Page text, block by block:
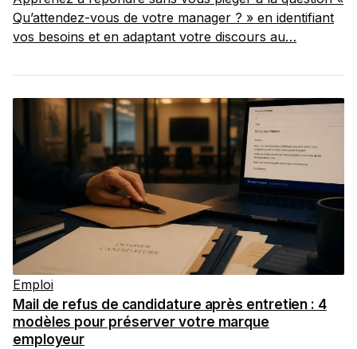
Qu’attendez-vous de votre manager ? » en identifiant
vos besoins et en adaptant votre discours au…
Emploi
Mail de refus de candidature après entretien : 4
modèles pour préserver votre marque
employeur